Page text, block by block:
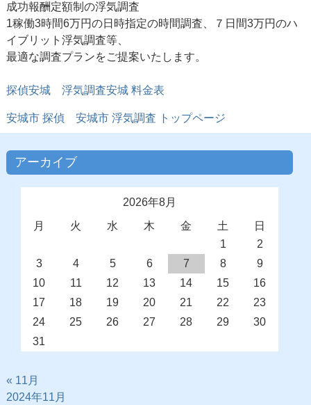
成功報酬定額制の浮気調査
1稼働3時間6万円の日時指定の時間調査、７日間3万円のハ
イブリット浮気調査等、
最適な調査プランをご提案いたします。
探偵安城浮気調査安城 料金表
安城市 探偵 安城市 浮気調査 トップページ
アーカイブ
2026年8月
月
火 水 木 金 土
日
1
2
3
4 5 6 7 8
9
10
11 12 13 14 15
16
17
18 19 20 21 22
23
24
25 26 27 28 29
30
31
« 11月
2024年11月